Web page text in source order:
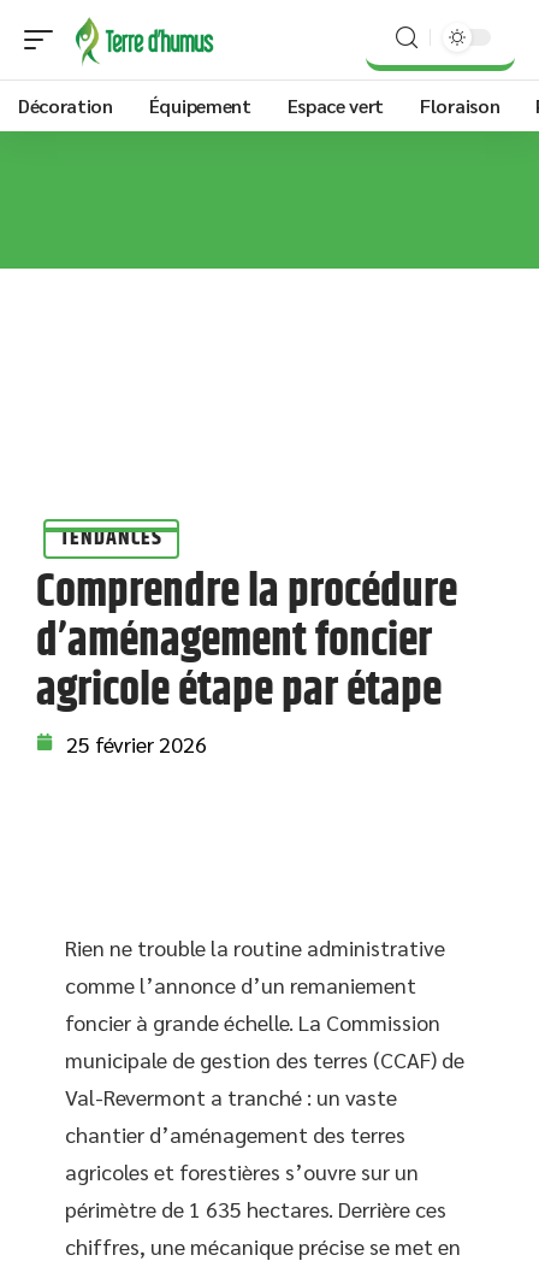
Décoration Équipement Espace vert Floraison
TENDANCES
Comprendre la procédure
d’aménagement foncier
agricole étape par étape
25 février 2026
Rien ne trouble la routine administrative
comme l’annonce d’un remaniement
foncier à grande échelle. La Commission
municipale de gestion des terres (CCAF) de
Val-Revermont a tranché : un vaste
chantier d’aménagement des terres
agricoles et forestières s’ouvre sur un
périmètre de 1 635 hectares. Derrière ces
chiffres, une mécanique précise se met en